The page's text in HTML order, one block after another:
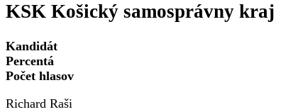
kraj
KSK Košický samosprávny kraj
Kandidát
Percentá
Počet hlasov
Richard Raši